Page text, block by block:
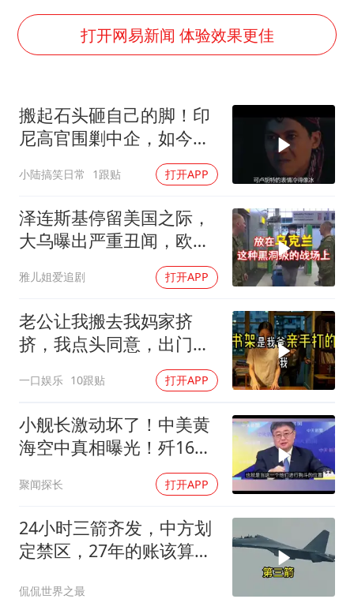
我国编制完成新版全月地质图
毛宁转发梯田音乐会视频海外网友赞叹
奋进开新局 实干挑大梁
打开网易新闻 体验效果更佳
搬起石头砸自己的脚！印
尼高官围剿中企，如今烂
小陆搞笑日常 1跟贴 打开APP
泽连斯基停留美国之际，
大乌曝出严重丑闻，欧洲
雅儿姐爱追剧 打开APP
老公让我搬去我妈家挤
挤，我点头同意，出门时
顺手带走了3本房产证和2
把车钥匙
一口娱乐 10跟贴 打开APP
小舰长激动坏了！中美黄
海空中真相曝光！歼16狗
美军F16！解放军南海绝
对武力！
聚闻探长 打开APP
24小时三箭齐发，中方划
定禁区，27年的账该算
侃侃世界之最